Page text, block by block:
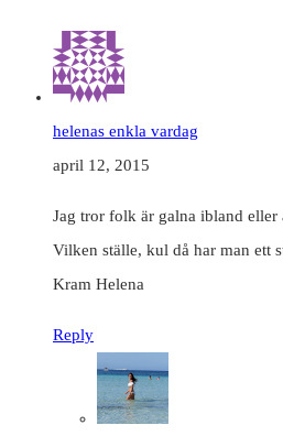
helenas enkla vardag
april 12, 2015
Jag tror folk är galna ibland eller
Vilken ställe, kul då har man ett
Kram Helena
Reply